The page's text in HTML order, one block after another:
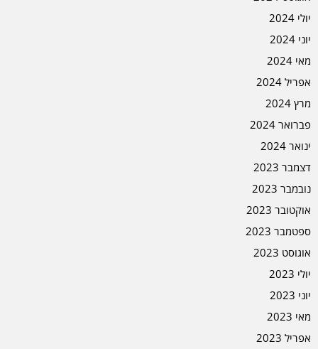
יולי 2024
יוני 2024
מאי 2024
אפריל 2024
מרץ 2024
פברואר 2024
ינואר 2024
דצמבר 2023
נובמבר 2023
אוקטובר 2023
ספטמבר 2023
אוגוסט 2023
יולי 2023
יוני 2023
מאי 2023
אפריל 2023